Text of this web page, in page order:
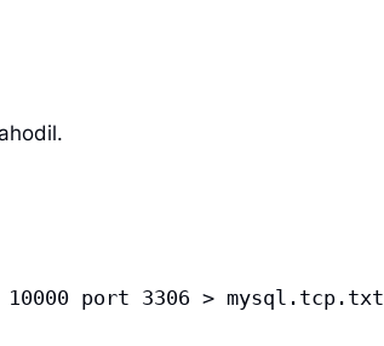
port 3306 > mysql.tcp.txt